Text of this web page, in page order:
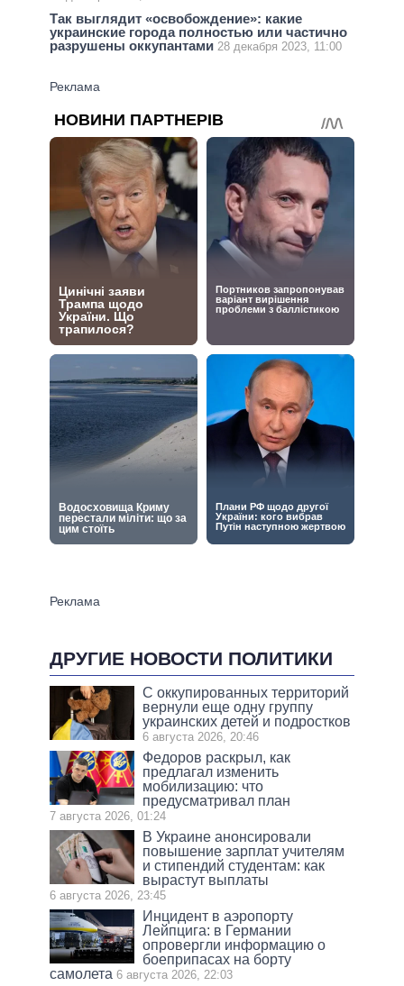
Так выглядит «освобождение»: какие
украинские города полностью или частично
разрушены оккупантами 28 декабря 2023, 11:00
ДРУГИЕ НОВОСТИ ПОЛИТИКИ
С оккупированных территорий
вернули еще одну группу
украинских детей и подростков
6 августа 2026, 20:46
Федоров раскрыл, как
предлагал изменить
мобилизацию: что
предусматривал план
7 августа 2026, 01:24
В Украине анонсировали
повышение зарплат учителям
и стипендий студентам: как
вырастут выплаты
6 августа 2026, 23:45
Инцидент в аэропорту
Лейпцига: в Германии
опровергли информацию о
боеприпасах на борту
самолета 6 августа 2026, 22:03